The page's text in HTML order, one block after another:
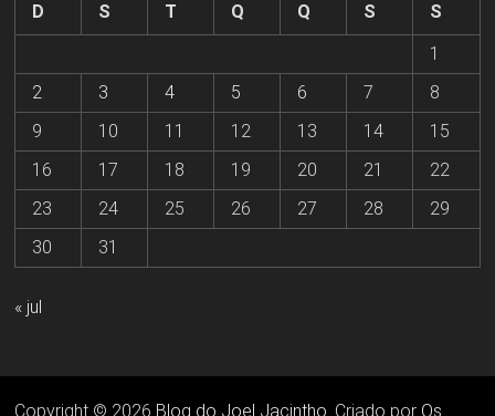
D
S T Q Q S
S
1
2
3 4 5 6 7
8
9
10 11 12 13 14
15
16
17 18 19 20 21
22
23
24 25 26 27 28
29
30
31
« jul
Copyright © 2026 Blog do Joel Jacintho . Criado por Os